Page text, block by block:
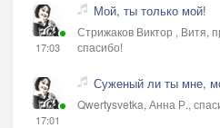
17:03
Мой, ты только мой!
Стрижаков Виктор , Витя,
спасибо!
17:01
Суженый ли ты мне,
Qwertysvetka, Анна Р.,